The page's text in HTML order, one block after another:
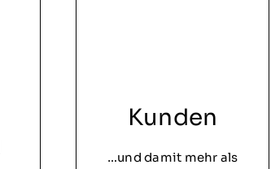
Kunden
…und damit mehr als